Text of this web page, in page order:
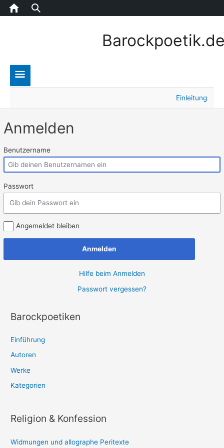
Home
Main
Einleitung
Anmelden
Benutzername
Passwort
Angemeldet bleiben
Anmelden
Hilfe beim Anmelden
Passwort vergessen?
Barockpoetiken
Einführung
Autoren
Werke
Kategorien
Religion & Konfession
Widmungen und allographe Peritexte